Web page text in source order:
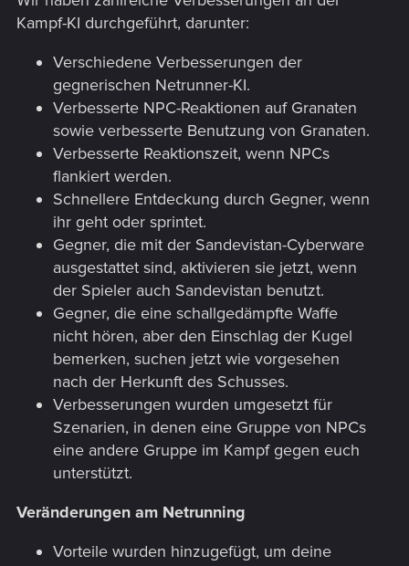
Kampf-KI durchgeführt, darunter:
Verschiedene Verbesserungen der
gegnerischen Netrunner-KI.
Verbesserte NPC-Reaktionen auf Granaten
sowie verbesserte Benutzung von Granaten.
Verbesserte Reaktionszeit, wenn NPCs
flankiert werden.
Schnellere Entdeckung durch Gegner, wenn
ihr geht oder sprintet.
Gegner, die mit der Sandevistan-Cyberware
ausgestattet sind, aktivieren sie jetzt, wenn
der Spieler auch Sandevistan benutzt.
Gegner, die eine schallgedämpfte Waffe
nicht hören, aber den Einschlag der Kugel
bemerken, suchen jetzt wie vorgesehen
nach der Herkunft des Schusses.
Verbesserungen wurden umgesetzt für
Szenarien, in denen eine Gruppe von NPCs
eine andere Gruppe im Kampf gegen euch
unterstützt.
Veränderungen am Netrunning
Vorteile wurden hinzugefügt, um deine